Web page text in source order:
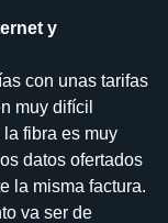
y
con unas tarifas
muy difícil
fibra es muy
datos ofertados
la misma factura.
va ser de